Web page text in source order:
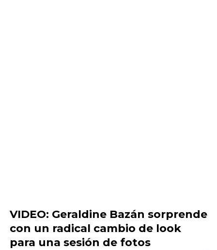
VIDEO: Geraldine Bazán sorprende
con un radical cambio de look
para una sesión de fotos